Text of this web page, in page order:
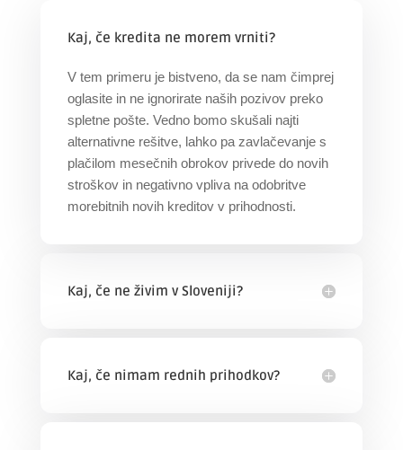
Kaj, če kredita ne morem vrniti?
V tem primeru je bistveno, da se nam čimprej
oglasite in ne ignorirate naših pozivov preko
spletne pošte. Vedno bomo skušali najti
alternativne rešitve, lahko pa zavlačevanje s
plačilom mesečnih obrokov privede do novih
stroškov in negativno vpliva na odobritve
morebitnih novih kreditov v prihodnosti.
Kaj, če ne živim v Sloveniji?
Kaj, če nimam rednih prihodkov?